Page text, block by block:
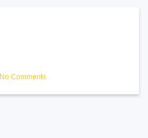
No Comments